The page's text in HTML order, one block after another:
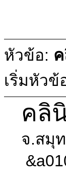
หัวข้อ:
เริ่มหัวข้
คลิ
จ.สมุ